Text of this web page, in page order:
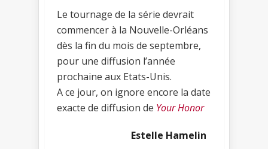
Le tournage de la série devrait
commencer à la Nouvelle-Orléans
dès la fin du mois de septembre,
pour une diffusion l’année
prochaine aux Etats-Unis.
A ce jour, on ignore encore la date
exacte de diffusion de Your Honor
Estelle Hamelin